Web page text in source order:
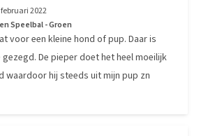
2022
Speelbal - Groen
voor een kleine hond of pup. Daar is
De pieper doet het heel moeilijk
waardoor hij steeds uit mijn pup zn